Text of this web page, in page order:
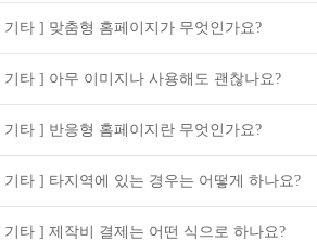
기타 ] 맞춤형 홈페이지가 무엇인가요?
기타 ] 아무 이미지나 사용해도 괜찮나요?
기타 ] 반응형 홈페이지란 무엇인가요?
기타 ] 타지역에 있는 경우는 어떻게 하나요?
기타 ] 제작비 결제는 어떤 식으로 하나요?